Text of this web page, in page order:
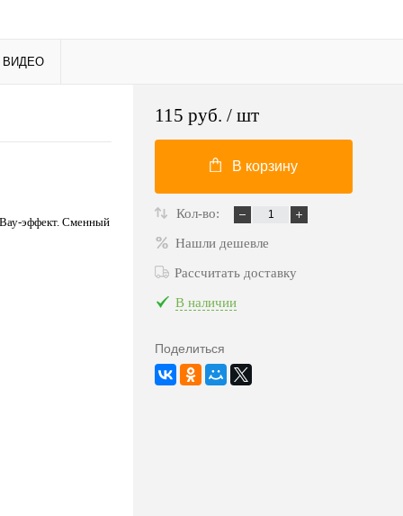
ВИДЕО
эффект. Сменный
115 руб. / шт
В корзину
Кол-во:
Нашли дешевле
Рассчитать доставку
В наличии
Поделиться